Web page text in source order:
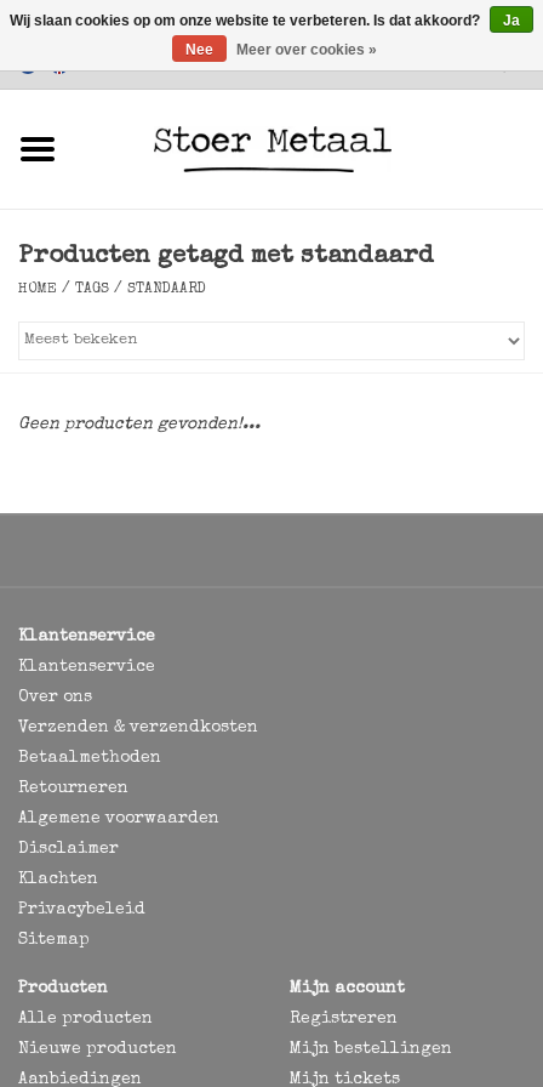
Klantenservice
Verlichting
Producten getagd met standaard
HOME / TAGS / STANDAARD
Geen producten gevonden!...
Klantenservice
Klantenservice
Over ons
Verzenden & verzendkosten
Betaalmethoden
Retourneren
Algemene voorwaarden
Disclaimer
Klachten
Privacybeleid
Sitemap
Producten
Alle producten
Nieuwe producten
Aanbiedingen
Mijn account
Registreren
Mijn bestellingen
Mijn tickets
Wij slaan cookies op om onze website te verbeteren. Is dat akkoord?
Ja
Nee
Meer over cookies »